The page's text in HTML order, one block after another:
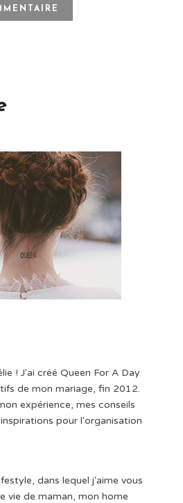
! J'ai créé Queen For A Day
de mon mariage, fin 2012.
expérience, mes conseils
pour l'organisation
dans lequel j'aime vous
vie de maman, mon home